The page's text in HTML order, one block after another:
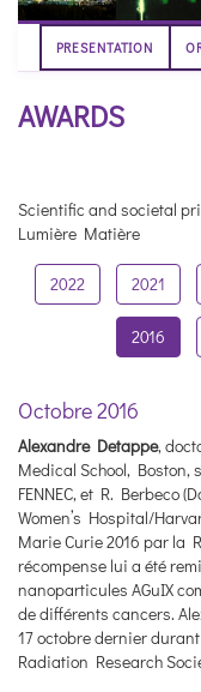
PRESENTATION
AWARDS
Scientific and societal
Lumière Matière
2022 2021
2016
Octobre 2016
Alexandre Detappe,
Medical School, Boston,
FENNEC, et R. Berbeco
Women’s Hospital/
Marie Curie 2016 par la
récompense lui a été
nanoparticules AGuIX
de différents cancers.
17 octobre dernier
Radiation Research